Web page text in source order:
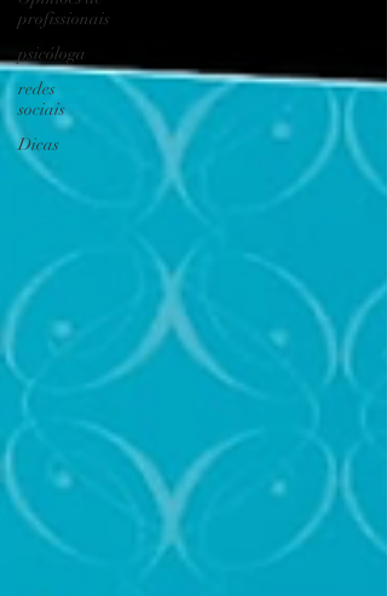
profissionais
psicóloga
redes
sociais
Dicas